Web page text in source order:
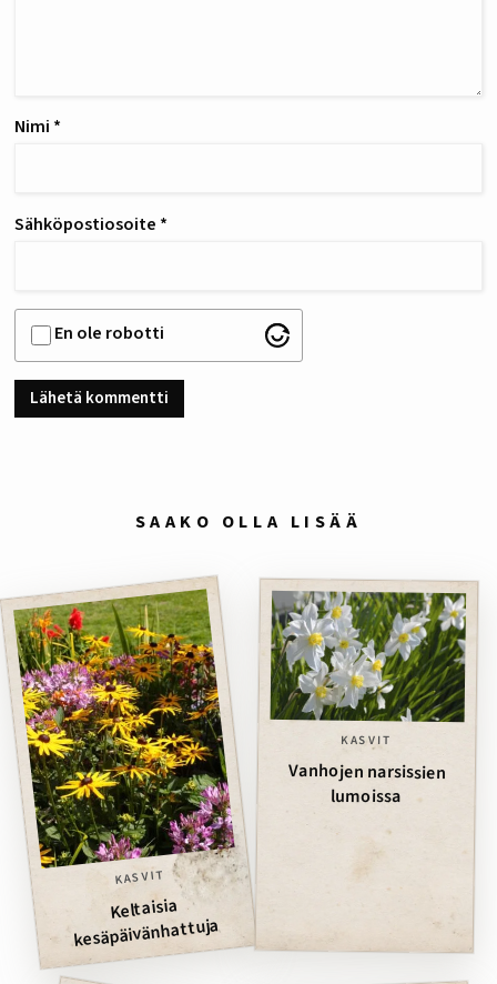
Nimi *
Sähköpostiosoite *
En ole robotti
SAAKO OLLA LISÄÄ
KASVIT
Keltaisia
kesäpäivänhattuja
KASVIT
Vanhojen narsissien
lumoissa